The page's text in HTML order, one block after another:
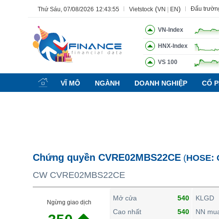
Thứ Sáu, 07/08/2026 12:43:55 Vietstock (VN EN) Đấu
VN-Index
HNX-Index
VS 100
VĨ MÔ NGÀNH DOANH NGHIỆP CỔ
Chứng quyền CVRE02MBS22CE (HOSE:
CW CVRE02MBS22CE
Ngừng giao dịch
Mở cửa
540
Cao nhất
540
KLGD
NN
Tính năng Ngành Mã chứng khoán Lãnh
BẤT ĐỘNG SẢN
TÀI CHÍNH
KINH TẾ